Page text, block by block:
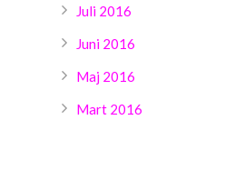
Juli 2016
Juni 2016
Maj 2016
Mart 2016